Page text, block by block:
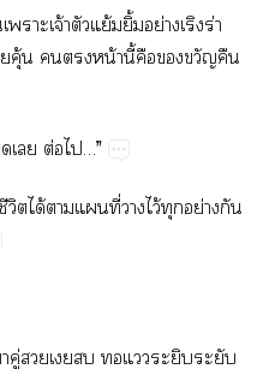
จ้​​ย้​ิ้​ย่​​ร่​
​​​น้​ี้​​​​​
ต่​…”
​ได้​​​ี่​​ไว้​​ย่​​
​​​​​​​​​